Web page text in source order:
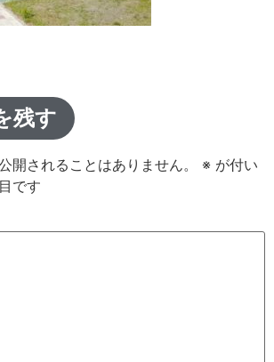
残す
開されることはありません。 ※ が付い
です